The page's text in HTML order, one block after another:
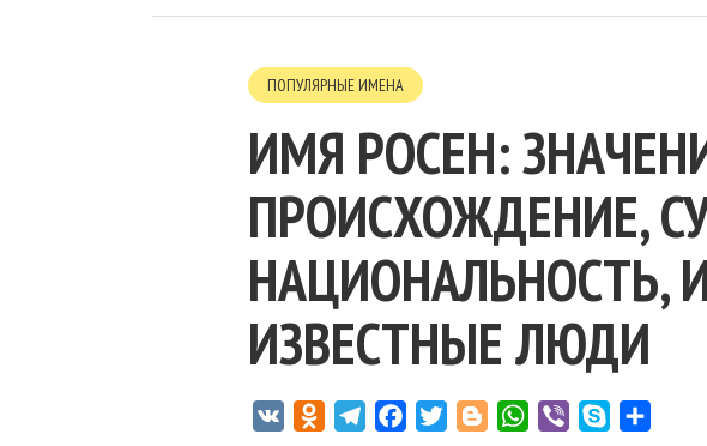
ПОПУЛЯРНЫЕ ИМЕНА
ИМЯ РОСЕН:
ПРОИСХОЖДЕНИЕ,
НАЦИОНАЛЬНОСТЬ,
ИЗВЕСТНЫЕ ЛЮДИ
VK Odnoklassniki
TelegramFacebookTwitterBloggerWhatsApp
Viber Skype